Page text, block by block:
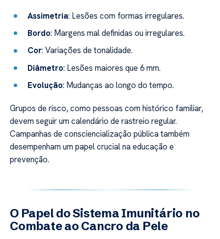
Assimetria: Lesões com formas irregulares.
Bordo: Margens mal definidas ou irregulares.
Cor: Variações de tonalidade.
Diâmetro: Lesões maiores que 6 mm.
Evolução: Mudanças ao longo do tempo.
Grupos de risco, como pessoas com histórico familiar,
devem seguir um calendário de rastreio regular.
Campanhas de consciencialização pública também
desempenham um papel crucial na educação e
prevenção.
O Papel do Sistema Imunitário no
Combate ao Cancro da Pele